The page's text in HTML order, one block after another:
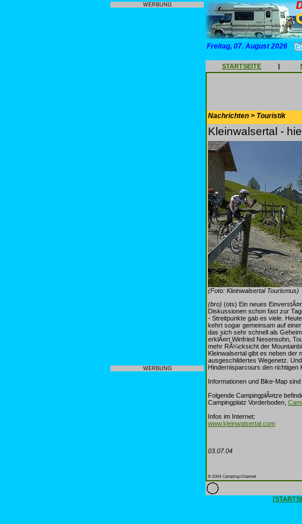
WERBUNG
WERBUNG
Freitag, 07. August 2026
STARTSEITE |
Nachrichten > Touristik
Kleinwalsertal -
(Foto: Kleinwalsertal Tourismus)
(bro) (ots) Ein neues
Diskussionen schon fast zur
- Streitpunkte gab es viele.
kehrt sogar gemeinsam auf
das sich sehr schnell als
erklÃ¤rt Winfried Nesensohn,
mehr RÃ¼cksicht der
Kleinwalsertal gibt es neben der
ausgeschildertes Wegenetz.
Hindernisparcours den richtigen
Informationen und Bike-Map
Folgende CampingplÃ¤tze
Campingplatz Vorderboden,
Infos im Internet:
www.kleinwalsertal.com
03.07.04
© 2004 Camping-Channel